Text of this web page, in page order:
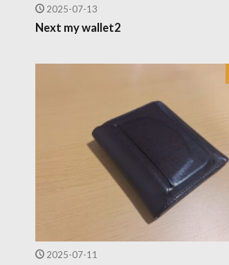
2025-07-13
Next my wallet2
2025-07-11